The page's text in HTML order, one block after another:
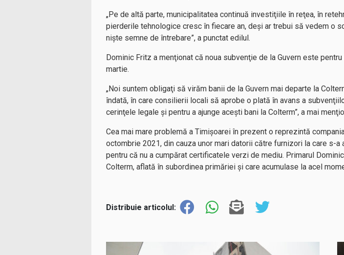
„Pe de altă parte, municipalitatea continuă investiţiile în reţea, în
pierderile tehnologice cresc în fiecare an, deşi ar trebui să vedem o
nişte semne de întrebare”, a punctat edilul.
Dominic Fritz a menţionat că noua subvenţie de la Guvern este
martie.
„Noi suntem obligaţi să virăm banii de la Guvern mai departe la
îndată, în care consilierii locali să aprobe o plată în avans a
cerinţele legale şi pentru a ajunge aceşti bani la Colterm”, a mai
Cea mai mare problemă a Timişoarei în prezent o reprezintă
octombrie 2021, din cauza unor mari datorii către furnizori la care s-
pentru că nu a cumpărat certificatele verzi de mediu. Primarul
Colterm, aflată în subordinea primăriei şi care acumulase la acel
Distribuie articolul: